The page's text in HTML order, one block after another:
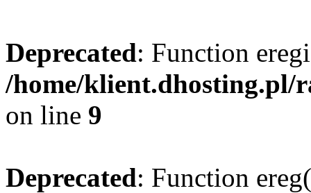
Deprecated: Function
/home/klient.dhosting.pl/
on line 9
Deprecated: Function